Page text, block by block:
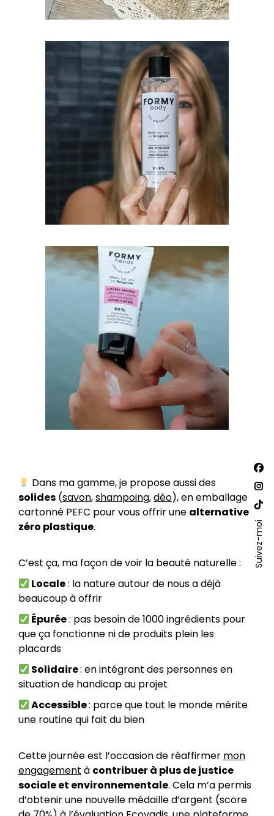
Dans ma gamme, je propose aussi des
solides (savon,shampoing,déo), en emballage
cartonné PEFC pour vous offrir une alternative
zéro plastique.
C’est ça, ma façon de voir la beauté naturelle :
Locale: la nature autour de nous a déjà
beaucoup à offrir
Épurée: pas besoin de 1000 ingrédients pour
que ça fonctionne ni de produits plein les
placards
Solidaire: en intégrant des personnes en
situation de handicap au projet
Accessible: parce que tout le monde mérite
une routine qui fait du bien
Cette journée est l’occasion de réaffirmer mon
engagement à contribuer à plus de justice
sociale et environnementale. Cela m’a permis
d’obtenir une nouvelle médaille d’argent (score
Suivez-moi
sur :
La
une
La
La
Site